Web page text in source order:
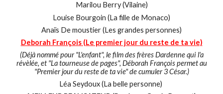
Marilou Berry (Vilaine)
Louise Bourgoin (La fille de Monaco)
Anaïs De moustier (Les grandes personnes)
Deborah François (Le premier jour du reste de ta vie)
(Déjà nommé pour "L'enfant", le film des frères Dardenne qui l'a
révèlée, et "La tourneuse de pages", Déborah François permet au
"Premier jour du reste de ta vie" de cumuler 3 César.)
Léa Seydoux (La belle personne)